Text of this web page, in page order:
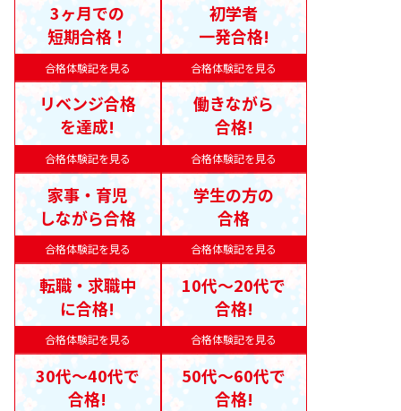
合格体験記を見る
3ヶ月での
短期合格！
合格体験記を見る
初学者
一発合格!
合格体験記を見る
リベンジ合格
を達成!
合格体験記を見る
働きながら
合格!
合格体験記を見る
家事・育児
しながら合格
合格体験記を見る
学生の方の
合格
合格体験記を見る
転職・求職中
に合格!
合格体験記を見る
10代〜20代で
合格!
30代〜40代で
合格!
50代〜60代で
合格!